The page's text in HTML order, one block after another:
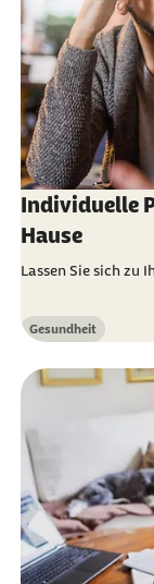
Individuelle
Hause
Lassen Sie sich zu
Kategorie
Gesundheit